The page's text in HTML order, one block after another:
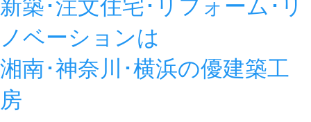
ノベーションは
湘南･神奈川･横浜の優建築工
房